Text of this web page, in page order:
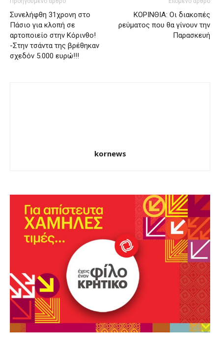
Συνελήφθη 31χρονη στο
Πάσιο για κλοπή σε
αρτοποιείο στην Κόρινθο!
-Στην τσάντα της βρέθηκαν
σχεδόν 5.000 ευρώ!!!
ΚΟΡΙΝΘΙΑ: Οι διακοπές
ρεύματος που θα γίνουν την
Παρασκευή
kornews